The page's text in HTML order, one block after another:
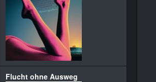
Flucht ohne Ausweg